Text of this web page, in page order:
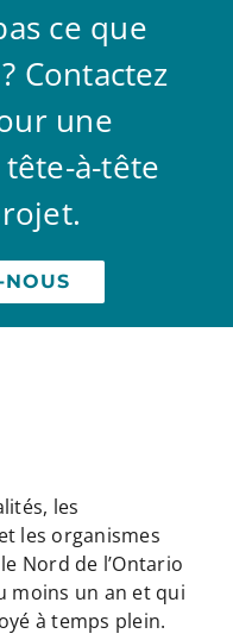
ce que
Contactez
une
à-tête
NOUS
les
les organismes
Nord de l’Ontario
moins un an et qui
à temps plein.